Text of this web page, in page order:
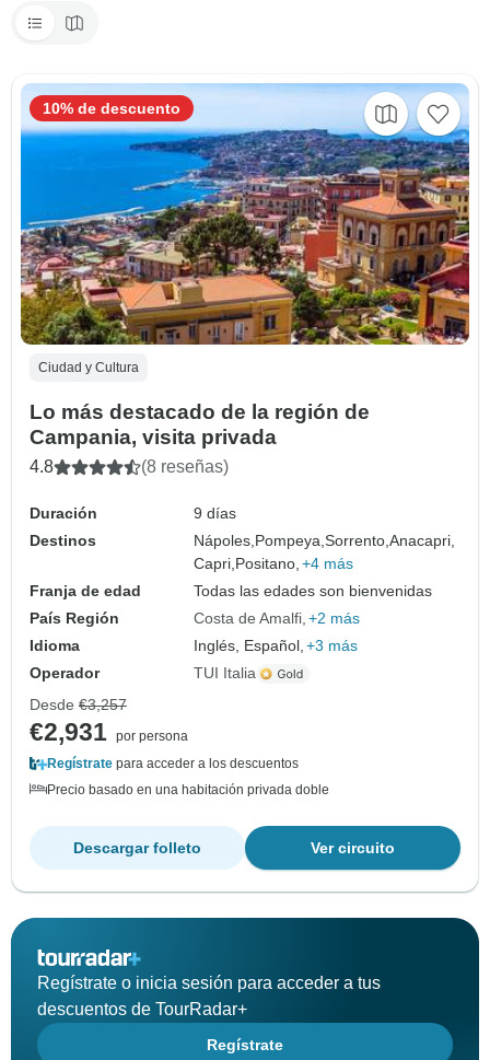
Ciudad y Cultura
Lo más destacado de la región de
Campania, visita privada
4.8 (8 reseñas)
Duración
9 días
Destinos
Nápoles, Pompeya,Sorrento,Anacapri,
Capri, Positano, +4 más
Franja de edad
Todas las edades son bienvenidas
País Región
Costa de Amalfi +2 más
Idioma
Inglés, Español, +3 más
Operador
TUI Italia
10% de descuento
Desde €3,257
€2,931 por persona
Regístrate para acceder a los descuentos
Precio basado en una habitación privada doble
Ver circuito
Descargar folleto
Regístrate o inicia sesión para acceder a tus
descuentos de TourRadar+
Regístrate